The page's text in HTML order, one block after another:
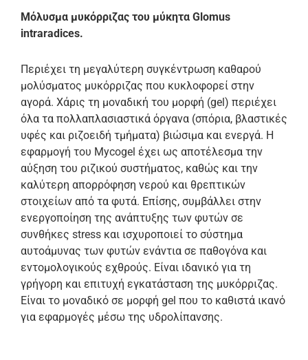
Μόλυσμα μυκόρριζας του μύκητα Glomus
intraradices.
Περιέχει τη μεγαλύτερη συγκέντρωση καθαρού
μολύσματος μυκόρριζας που κυκλοφορεί στην
αγορά. Χάρις τη μοναδική του μορφή (gel) περιέχει
όλα τα πολλαπλασιαστικά όργανα (σπόρια, βλαστικές
υφές και ριζοειδή τμήματα) βιώσιμα και ενεργά. Η
εφαρμογή του Mycogel έχει ως αποτέλεσμα την
αύξηση του ριζικού συστήματος, καθώς και την
καλύτερη απορρόφηση νερού και θρεπτικών
στοιχείων από τα φυτά. Επίσης, συμβάλλει στην
ενεργοποίηση της ανάπτυξης των φυτών σε
συνθήκες stress και ισχυροποιεί το σύστημα
αυτοάμυνας των φυτών ενάντια σε παθογόνα και
εντομολογικούς εχθρούς. Είναι ιδανικό για τη
γρήγορη και επιτυχή εγκατάσταση της μυκόρριζας.
Είναι το μοναδικό σε μορφή gel που το καθιστά ικανό
για εφαρμογές μέσω της υδρολίπανσης.